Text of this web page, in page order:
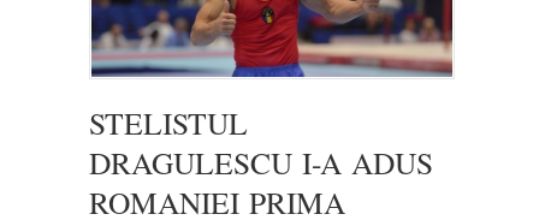
STELISTUL
DRAGULESCU I-A ADUS
ROMANIEI PRIMA